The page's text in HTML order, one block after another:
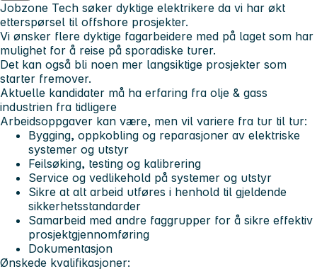
Jobzone Tech søker dyktige elektrikere da vi har økt
etterspørsel til offshore prosjekter.
Vi ønsker flere dyktige fagarbeidere med på laget som har
mulighet for å reise på sporadiske turer.
Det kan også bli noen mer langsiktige prosjekter som
starter fremover.
Aktuelle kandidater må ha erfaring fra olje & gass
industrien fra tidligere
Arbeidsoppgaver kan være, men vil variere fra tur til tur:
Bygging, oppkobling og reparasjoner av elektriske
systemer og utstyr
Feilsøking, testing og kalibrering
Service og vedlikehold på systemer og utstyr
Sikre at alt arbeid utføres i henhold til gjeldende
sikkerhetsstandarder
Samarbeid med andre faggrupper for å sikre effektiv
prosjektgjennomføring
Dokumentasjon
Ønskede kvalifikasjoner: